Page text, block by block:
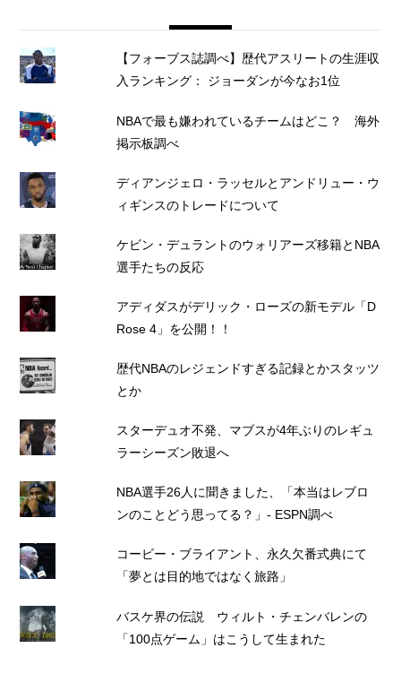
【フォーブス誌調べ】歴代アスリートの生涯収
入ランキング： ジョーダンが今なお1位
NBAで最も嫌われているチームはどこ？ 海外
掲示板調べ
ディアンジェロ・ラッセルとアンドリュー・ウ
ィギンスのトレードについて
ケビン・デュラントのウォリアーズ移籍とNBA
選手たちの反応
アディダスがデリック・ローズの新モデル「D
Rose 4」を公開！！
歴代NBAのレジェンドすぎる記録とかスタッツ
とか
スターデュオ不発、マブスが4年ぶりのレギュ
ラーシーズン敗退へ
NBA選手26人に聞きました、「本当はレブロ
ンのことどう思ってる？」- ESPN調べ
コービー・ブライアント、永久欠番式典にて
「夢とは目的地ではなく旅路」
バスケ界の伝説 ウィルト・チェンバレンの
「100点ゲーム」はこうして生まれた